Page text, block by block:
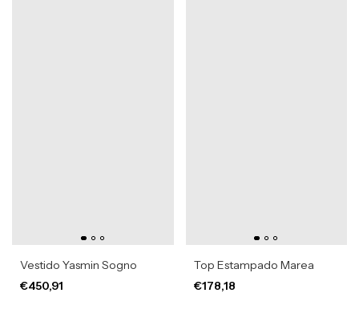
Vestido Yasmin Sogno
€450,91
Top Estampado Marea
€178,18